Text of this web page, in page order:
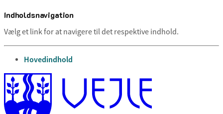
Indholdsnavigation
Vælg et link for at navigere til det respektive indhold.
gå til
Hovedindhold